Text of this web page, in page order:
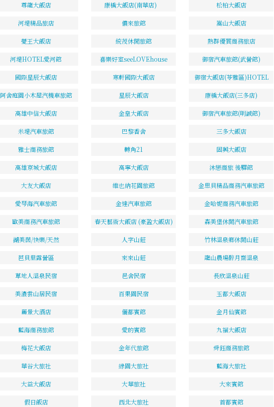
尊龍大飯店 康橋大飯店(南華店) 松柏大飯店
河堤精品旅店 儂來旅館 嵩山大飯店
薆王大飯店 統茂休閒旅館 熱群優質商務旅店
河堤HOTEL愛河館 喜樂好室seeLOVEhouse 御宿汽車旅館(武營館)
國際星辰大飯店 寒軒國際大飯店 御宿大飯店(苓雅區)HOTEL
阿舍庭園小木屋汽機車旅館 星辰大飯店 康橋大飯店(三多店)
高雄中信大飯店 金皇大飯店 御宿汽車旅館(明誠館)
米堤汽車旅館 巴黎香舍 三多大飯店
雅士商務旅館 轉角21 固興大飯店
高雄京城大飯店 高寧大飯店 沐戀商旅 後驛館
大友大飯店 維也納花園旅館 金思貝精品商務汽車旅館
愛琴海汽車旅館 金達汽車旅館 金哈妮商務汽車旅館
歐美商務汽車旅館 春天藝術大飯店 (豪盈大飯店) 森美堡休閒汽車旅館
湖美茵/快樂/天然 人字山莊 竹林溫泉鄉休閒山莊
芭貝里露營區 來來山莊 龍山農場醉月齋溫泉
草地人溫泉民宿 邑舍民宿 長欣溫泉山莊
美濃雲山居民宿 百果園民宿 玉都大飯店
麗景大酒店 儷都賓館 金月仙賓館
藍海商務旅館 愛的賓館 九福大飯店
梅花大飯店 金年代旅館 舜鈺商務旅館
華谷大旅社 綠園大旅社 藍海大旅社
大益大飯店 大華旅社 大來賓館
假日飯店 西北大旅社 首都賓館